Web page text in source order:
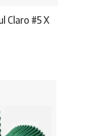
Claro #5 X